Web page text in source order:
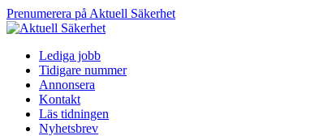
Prenumerera på Aktuell Säkerhet
Lediga jobb
Tidigare nummer
Annonsera
Kontakt
Läs tidningen
Nyhetsbrev